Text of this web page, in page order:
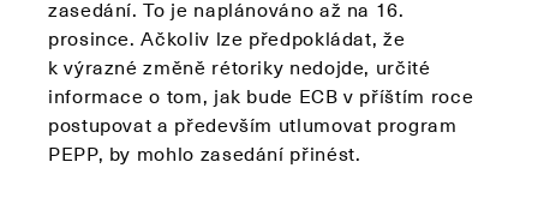
zasedání. To je naplánováno až na 16.
prosince. Ačkoliv lze předpokládat, že
k výrazné změně rétoriky nedojde, určité
informace o tom, jak bude ECB v příštím roce
postupovat a především utlumovat program
PEPP, by mohlo zasedání přinést.